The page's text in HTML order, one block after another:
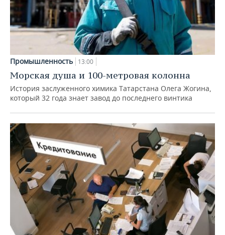
Промышленность 13:00
Морская душа и 100-метровая колонна
История заслуженного химика Татарстана Олега Жогина,
который 32 года знает завод до последнего винтика